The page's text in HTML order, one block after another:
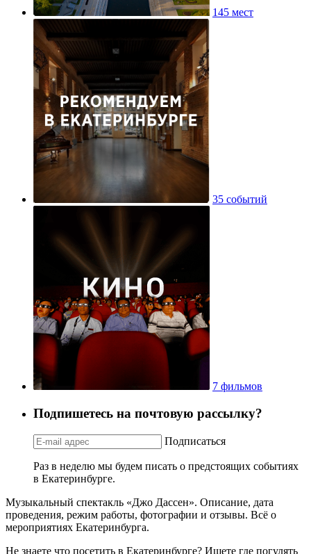
145 мест
35 событий
7 фильмов
Подпишетесь на почтовую рассылку?
Подписаться
Раз в неделю мы будем писать о предстоящих событиях
в Екатеринбурге.
Музыкальный спектакль «Джо Дассен». Описание, дата
проведения, режим работы, фотографии и отзывы. Всё о
мероприятиях Екатеринбурга.
Не знаете что посетить в Екатеринбурге? Ищете где погулять